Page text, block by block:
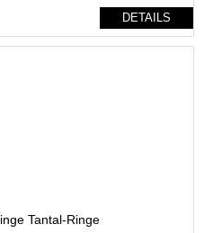
DETAILS
Tantal-Ringe